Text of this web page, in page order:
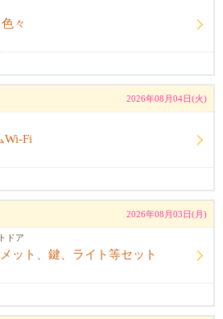
々
2026年08月04日(火)
Wi-Fi
2026年08月03日(月)
ドア
ット、鍵、ライト等セット